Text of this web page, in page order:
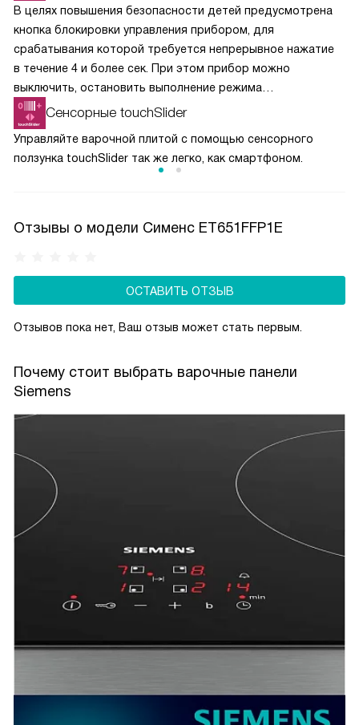
В целях повышения безопасности детей предусмотрена
кнопка блокировки управления прибором, для
срабатывания которой требуется непрерывное нажатие
в течение 4 и более сек. При этом прибор можно
выключить, остановить выполнение режима
приготовления кнопкой и установить таймер.
Сенсорные touchSlider
Управляйте варочной плитой с помощью сенсорного
ползунка touchSlider так же легко, как смартфоном.
Отзывы о модели Сименс ET651FFP1E
ОСТАВИТЬ ОТЗЫВ
Отзывов пока нет, Ваш отзыв может стать первым.
Почему стоит выбрать варочные панели
Siemens